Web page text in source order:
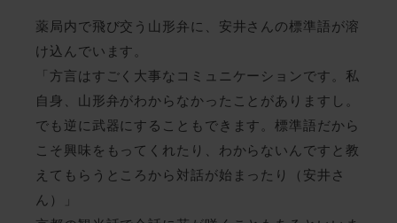
薬局内で飛び交う山形弁に、安井さんの標準語が溶
け込んでいます。
「方言はすごく大事なコミュニケーションです。私
自身、山形弁がわからなかったことがありますし。
でも逆に武器にすることもできます。標準語だから
こそ興味をもってくれたり、わからないんですと教
えてもらうところから対話が始まったり（安井さ
ん）」